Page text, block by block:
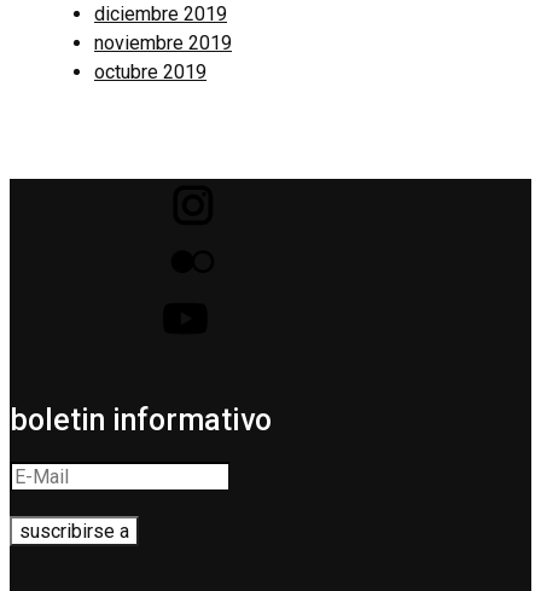
diciembre 2019
noviembre 2019
octubre 2019
boletin informativo